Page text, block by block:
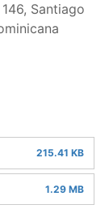
Santiago
215.41 KB
1.29 MB